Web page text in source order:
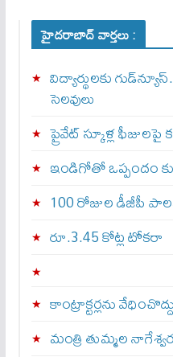
హైదరాబాద్ వార్తలు :
విద్యార్థులకు
సెలవులు
ప్రైవేట్ స్కూళ్ల
ఇండిగోతో ఒప్పందం
100 రోజుల డీజీపీ
రూ.3.45 కోట్ల టోకరా
కాంట్రాక్టర్లను వేధించొద్దు
మంత్రి తుమ్మల